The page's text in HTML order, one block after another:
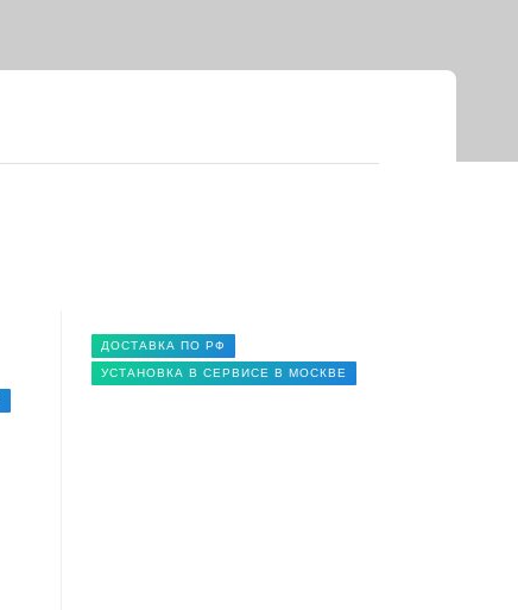
ДОСТАВКА ПО РФ
УСТАНОВКА В СЕРВИСЕ В МОСКВЕ